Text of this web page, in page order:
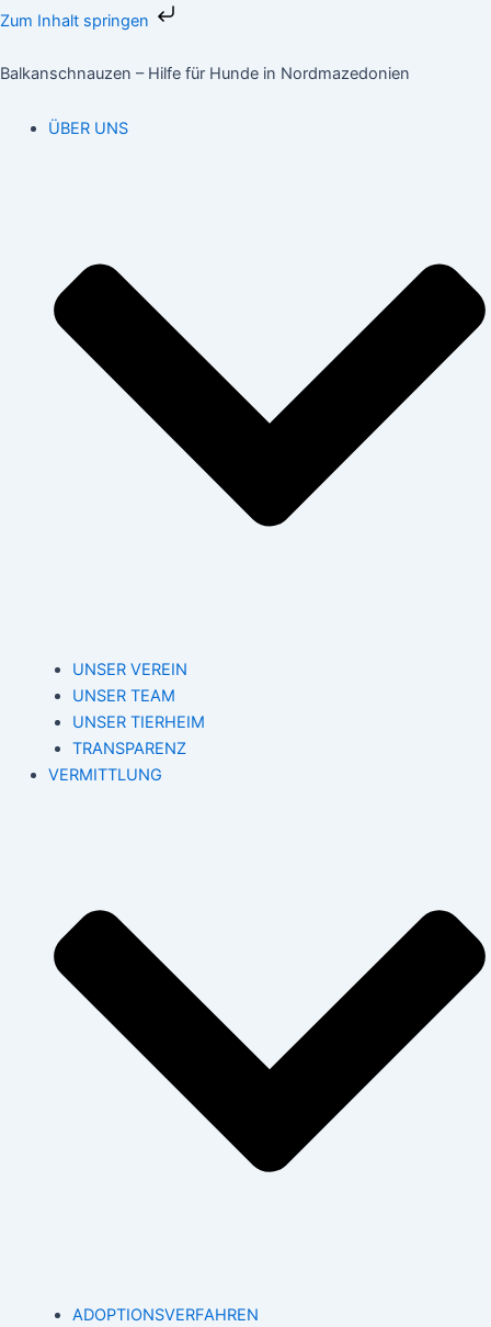
Zum Inhalt springen
Zum
springen
Balkanschnauzen – Hilfe für Hunde in Nordmazedonien
ÜBER UNS
UNSER VEREIN
UNSER TEAM
UNSER TIERHEIM
TRANSPARENZ
VERMITTLUNG
ADOPTIONSVERFAHREN